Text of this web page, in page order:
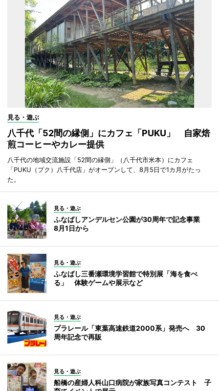
見る・遊ぶ
八千代「52間の縁側」にカフェ「PUKU」 自家焙
煎コーヒーやカレー提供
八千代の地域交流施設「52間の縁側」（八千代市米本）にカフェ
「PUKU（プク）八千代店」がオープンして、8月5日で1カ月がたっ
た。
見る・遊ぶ
ふなばしアンデルセン公園が30周年で記念事業
8月1日から
見る・遊ぶ
ふなばし三番瀬環境学習館で特別展「海を食べ
る」 体験ゲームや展示など
見る・遊ぶ
プラレール「東葉高速鉄道2000系」発売へ 30
周年記念で再販
見る・遊ぶ
船橋の産婦人科山口病院が家族写真コンテスト 子